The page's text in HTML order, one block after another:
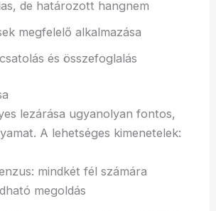
de határozott hangnem
megfelelő alkalmazása
és összefoglalás
lezárása ugyanolyan fontos,
A lehetséges kimenetelek:
mindkét fél számára
megoldás